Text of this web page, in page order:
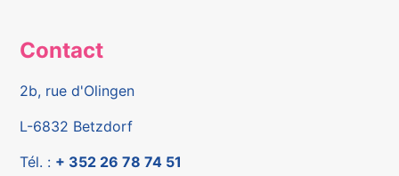
Contact
2b, rue d'Olingen
L-6832 Betzdorf
Tél. : + 352 26 78 74 51